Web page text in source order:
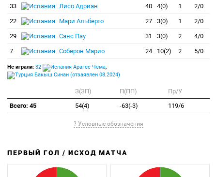
33 Лисо Адриан 40 4(0) 1 2/0
22 Мари Альберто 27 3(0) 1 2/0
29 Санс Пау 31 3(0) 2 4/0
7 Соберон Марио 24 10(2) 2 5/0
Не играли: 32 Арагес Чема,
Бакыш Синан (отзаявлен 08.2024)
З(ЗП) П(ПП)
Пр/У
Всего: 45
54(4) -63(-3) 119/6
? Условные обозначения
ПЕРВЫЙ ГОЛ / ИСХОД МАТЧА